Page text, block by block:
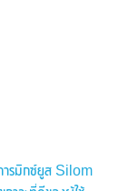
การมิกซ์ยูส Silom